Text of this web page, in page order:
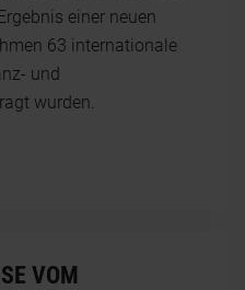
einer neuen
63 internationale
und
wurden.
VOM